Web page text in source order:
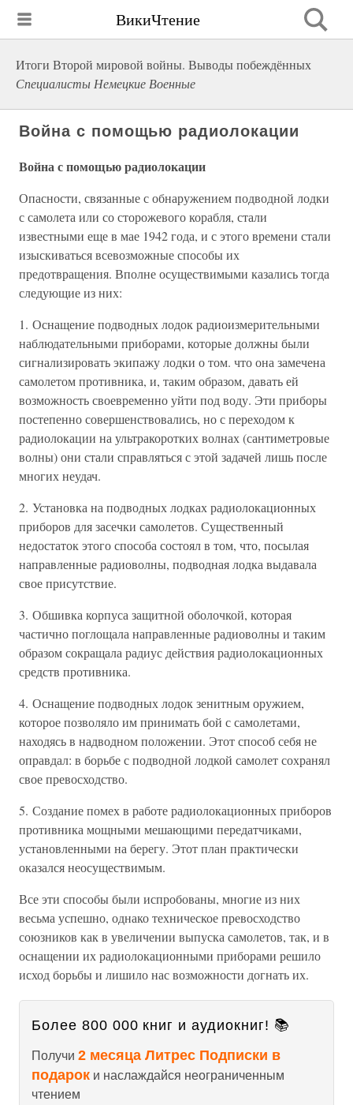
ВикиЧтение
Итоги Второй мировой войны. Выводы побеждённых
Специалисты Немецкие Военные
Война с помощью радиолокации
Война с помощью радиолокации
Опасности, связанные с обнаружением подводной лодки
с самолета или со сторожевого корабля, стали
известными еще в мае 1942 года, и с этого времени стали
изыскиваться всевозможные способы их
предотвращения. Вполне осуществимыми казались тогда
следующие из них:
1. Оснащение подводных лодок радиоизмерительными
наблюдательными приборами, которые должны были
сигнализировать экипажу лодки о том. что она замечена
самолетом противника, и, таким образом, давать ей
возможность своевременно уйти под воду. Эти приборы
постепенно совершенствовались, но с переходом к
радиолокации на ультракоротких волнах (сантиметровые
волны) они стали справляться с этой задачей лишь после
многих неудач.
2. Установка на подводных лодках радиолокационных
приборов для засечки самолетов. Существенный
недостаток этого способа состоял в том, что, посылая
направленные радиоволны, подводная лодка выдавала
свое присутствие.
3. Обшивка корпуса защитной оболочкой, которая
частично поглощала направленные радиоволны и таким
образом сокращала радиус действия радиолокационных
средств противника.
4. Оснащение подводных лодок зенитным оружием,
которое позволяло им принимать бой с самолетами,
находясь в надводном положении. Этот способ себя не
оправдал: в борьбе с подводной лодкой самолет сохранял
свое превосходство.
5. Создание помех в работе радиолокационных приборов
противника мощными мешающими передатчиками,
установленными на берегу. Этот план практически
оказался неосуществимым.
Все эти способы были испробованы, многие из них
весьма успешно, однако техническое превосходство
союзников как в увеличении выпуска самолетов, так, и в
оснащении их радиолокационными приборами решило
исход борьбы и лишило нас возможности догнать их.
Более 800 000 книг и аудиокниг! 📚
Получи 2 месяца Литрес Подписки в
подарок и наслаждайся неограниченным
чтением